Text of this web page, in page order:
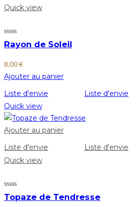
Quick view
Rayon de Soleil
8,00€
Ajouter au panier
Liste d'envie
Liste d'envie
Quick view
Ajouter au panier
Liste d'envie
Liste d'envie
Quick view
Topaze de Tendresse